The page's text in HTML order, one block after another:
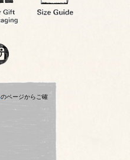
のページからご確